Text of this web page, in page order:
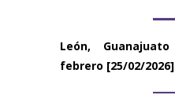
León, Guanajuato
febrero [25/02/2026]